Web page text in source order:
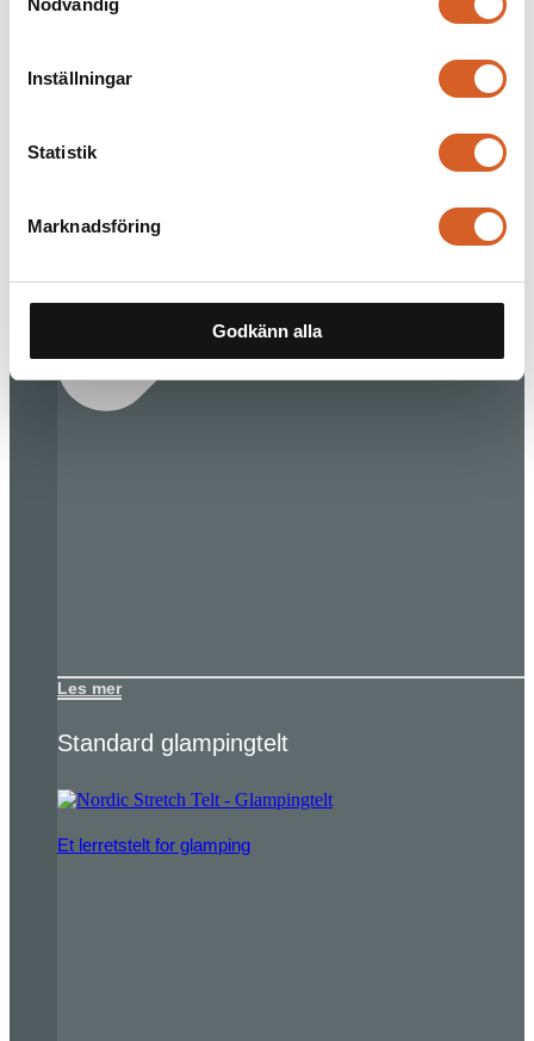
Nödvändig
Inställningar
Statistik
Marknadsföring
Godkänn alla
Les mer
Standard glampingtelt
Et lerretstelt for glamping